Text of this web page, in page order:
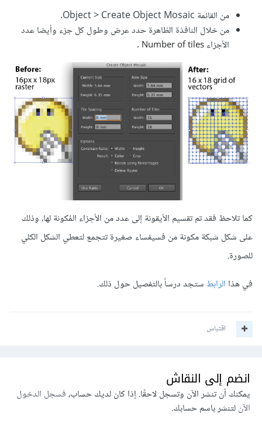
من القائمة Object > Create Object Mosaic.
من خلال النافذة الظاهرة حدد عرض وطول كل جزء وأيضا عدد
الأجزاء Number of tiles
.
كما تلاحظ فقد تم تقسيم الأيقونة إلى عدد من الأجزاء المُكونة لها، وذلك
على شكل شبكة مكونة من فسيفساء صغيرة تتجمع لتعطي الشكل الكلي
للصورة.
في هذا الرابطستجد درساً بالتفصيل حول ذلك.
اقتباس
انضم إلى النقاش
يمكنك أن تنشر الآن وتسجل لاحقًا. إذا كان لديك حساب،فسجل الدخول
الآنلتنشر باسم حسابك.